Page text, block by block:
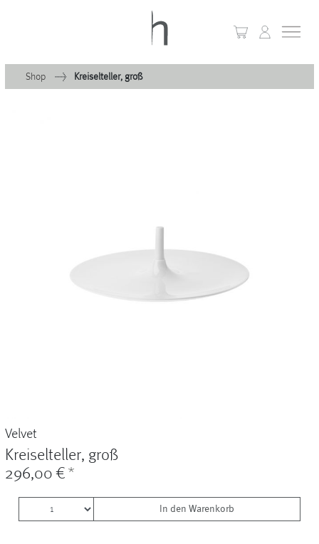
Shop Kreiselteller, groß
Velvet
Kreiselteller, groß
296,00 € *
In den Warenkorb